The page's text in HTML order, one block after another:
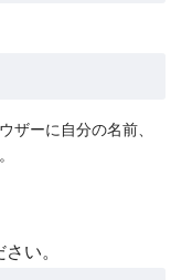
ザーに自分の名前、
い。